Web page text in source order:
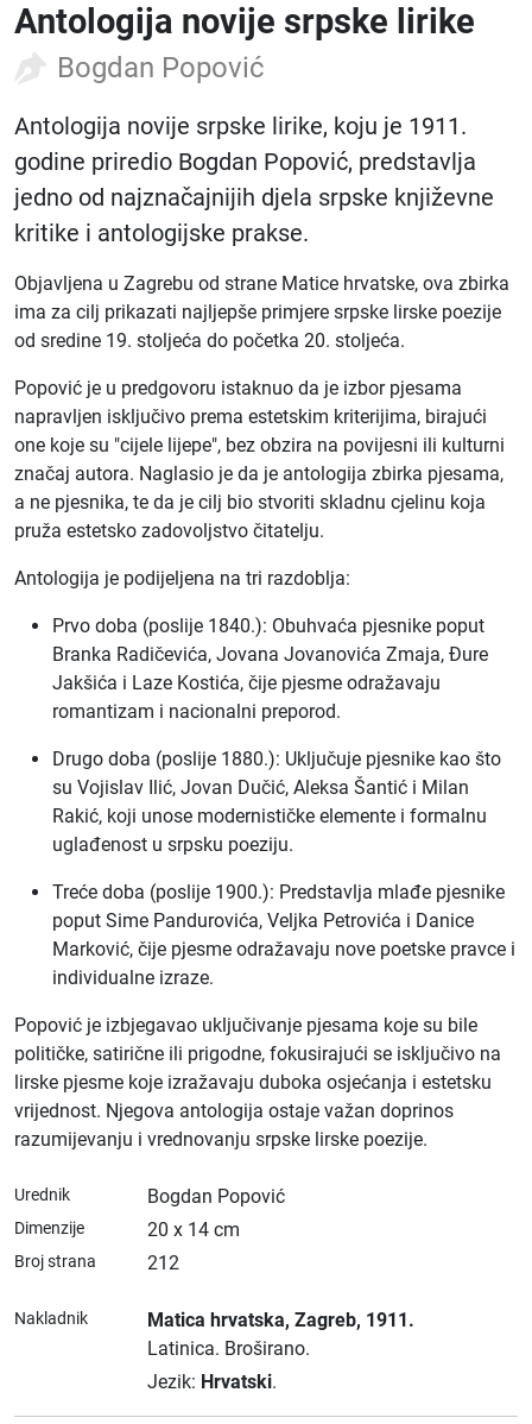
Antologija novije srpske lirike
Bogdan Popović
Antologija novije srpske lirike, koju je 1911.
godine priredio Bogdan Popović, predstavlja
jedno od najznačajnijih djela srpske književne
kritike i antologijske prakse.
Objavljena u Zagrebu od strane Matice hrvatske, ova zbirka
ima za cilj prikazati najljepše primjere srpske lirske poezije
od sredine 19. stoljeća do početka 20. stoljeća.
Popović je u predgovoru istaknuo da je izbor pjesama
napravljen isključivo prema estetskim kriterijima, birajući
one koje su "cijele lijepe", bez obzira na povijesni ili kulturni
značaj autora. Naglasio je da je antologija zbirka pjesama,
a ne pjesnika, te da je cilj bio stvoriti skladnu cjelinu koja
pruža estetsko zadovoljstvo čitatelju.
Antologija je podijeljena na tri razdoblja:
Prvo doba (poslije 1840.): Obuhvaća pjesnike poput
Branka Radičevića, Jovana Jovanovića Zmaja, Đure
Jakšića i Laze Kostića, čije pjesme odražavaju
romantizam i nacionalni preporod.
Drugo doba (poslije 1880.): Uključuje pjesnike kao što
su Vojislav Ilić, Jovan Dučić, Aleksa Šantić i Milan
Rakić, koji unose modernističke elemente i formalnu
uglađenost u srpsku poeziju.
Treće doba (poslije 1900.): Predstavlja mlađe pjesnike
poput Sime Pandurovića, Veljka Petrovića i Danice
Marković, čije pjesme odražavaju nove poetske pravce i
individualne izraze.
Popović je izbjegavao uključivanje pjesama koje su bile
političke, satirične ili prigodne, fokusirajući se isključivo na
lirske pjesme koje izražavaju duboka osjećanja i estetsku
vrijednost. Njegova antologija ostaje važan doprinos
razumijevanju i vrednovanju srpske lirske poezije.
Urednik Bogdan Popović
Dimenzije 20 x 14 cm
Broj strana 212
Nakladnik Matica hrvatska, Zagreb, 1911.
Latinica. Broširano.
Jezik: Hrvatski.